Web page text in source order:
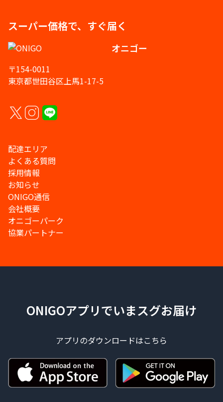
スーパー価格で、すぐ届く
オニゴー
〒154-0011
東京都世田谷区上馬1-17-5
配達エリア
よくある質問
採用情報
お知らせ
ONIGO通信
会社概要
オニゴーパーク
協業パートナー
ONIGOアプリでいまスグお届け
アプリのダウンロードはこちら